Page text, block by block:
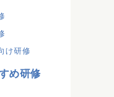
け研修
め研修